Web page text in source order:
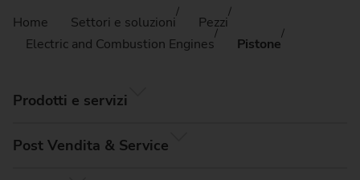
Home Settori e soluzioni
Pezzi
Electric and Combustion Engines
Pistone
Prodotti e servizi
Post Vendita & Service